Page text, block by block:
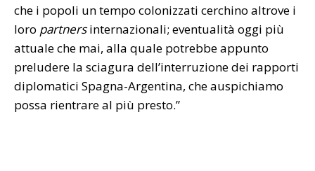
che i popoli un tempo colonizzati cerchino altrove i
loro partnersinternazionali; eventualità oggi più
attuale che mai, alla quale potrebbe appunto
preludere la sciagura dell’interruzione dei rapporti
diplomatici Spagna-Argentina, che auspichiamo
possa rientrare al più presto.”